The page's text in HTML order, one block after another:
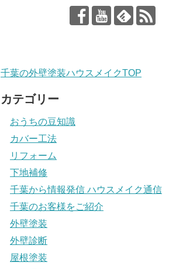
千葉の外壁塗装ハウスメイクTOP
カテゴリー
おうちの豆知識
カバー工法
リフォーム
下地補修
千葉から情報発信 ハウスメイク通信
千葉のお客様をご紹介
外壁塗装
外壁診断
屋根塗装